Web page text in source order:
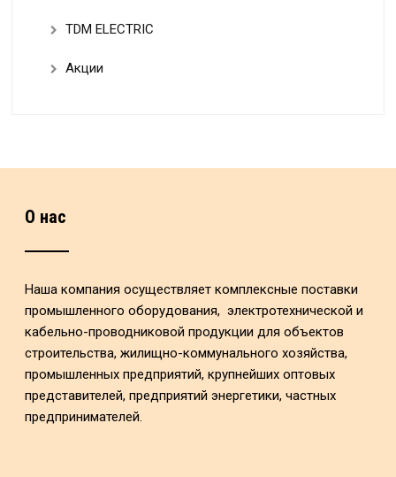
TDM ELECTRIC
Акции
О нас
Наша компания осуществляет комплексные поставки
промышленного оборудования, электротехнической и
кабельно-проводниковой продукции для объектов
строительства, жилищно-коммунального хозяйства,
промышленных предприятий, крупнейших оптовых
представителей, предприятий энергетики, частных
предпринимателей.